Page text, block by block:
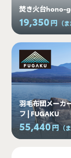
焚き火台hono-
19,350 円 （
羽毛布団メーカ
フ | FUGAKU
55,440円 （